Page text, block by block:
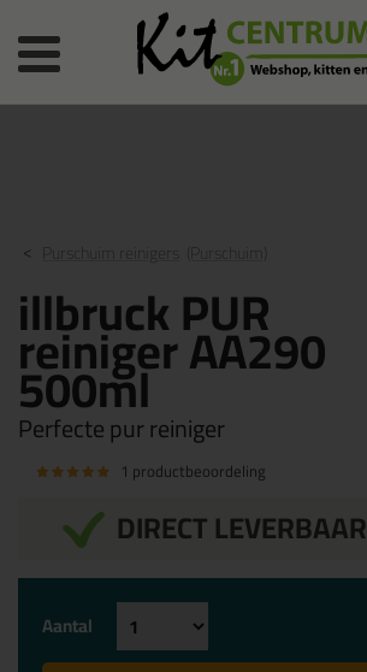
Bestelstatus
of inloggen
illbruck PUR
reiniger AA290
500ml
Perfecte pur reiniger
1 productbeoordeling
DIRECT LEVERBAAR
Aantal